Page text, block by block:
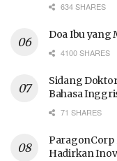
634 SHARES
Doa Ibu yang
4100 SHARES
Sidang
Bahasa
71 SHARES
ParagonCorp
Hadirkan